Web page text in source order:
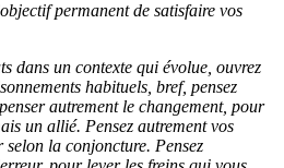
permanent de satisfaire vos
dans un contexte qui évolue, ouvrez
habituels, bref, pensez
autrement le changement, pour
un allié. Pensez autrement vos
la conjoncture. Pensez